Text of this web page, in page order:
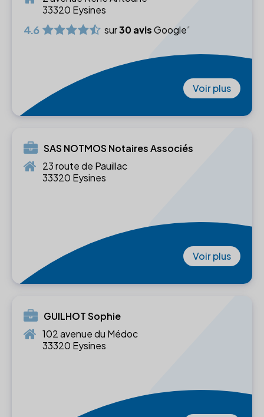
33320 Eysines
4.6 sur30 avisGoogle
Voir plus
SAS NOTMOS Notaires Associés
23 route de Pauillac
33320 Eysines
Voir plus
GUILHOT Sophie
102 avenue du Médoc
33320 Eysines